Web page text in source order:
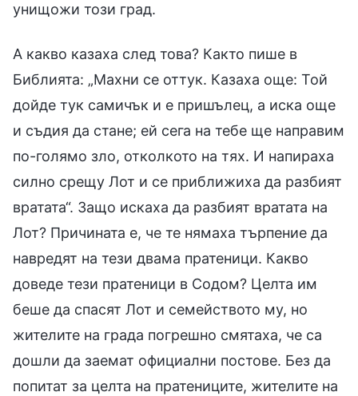
унищожи този град.
А какво казаха след това? Както пише в
Библията: „Махни се оттук. Казаха още: Той
дойде тук самичък и е пришълец, а иска още
и съдия да стане; ей сега на тебе ще направим
по-голямо зло, отколкото на тях. И напираха
силно срещу Лот и се приближиха да разбият
вратата“. Защо искаха да разбият вратата на
Лот? Причината е, че те нямаха търпение да
навредят на тези двама пратеници. Какво
доведе тези пратеници в Содом? Целта им
беше да спасят Лот и семейството му, но
жителите на града погрешно смятаха, че са
дошли да заемат официални постове. Без да
попитат за целта на пратениците, жителите на